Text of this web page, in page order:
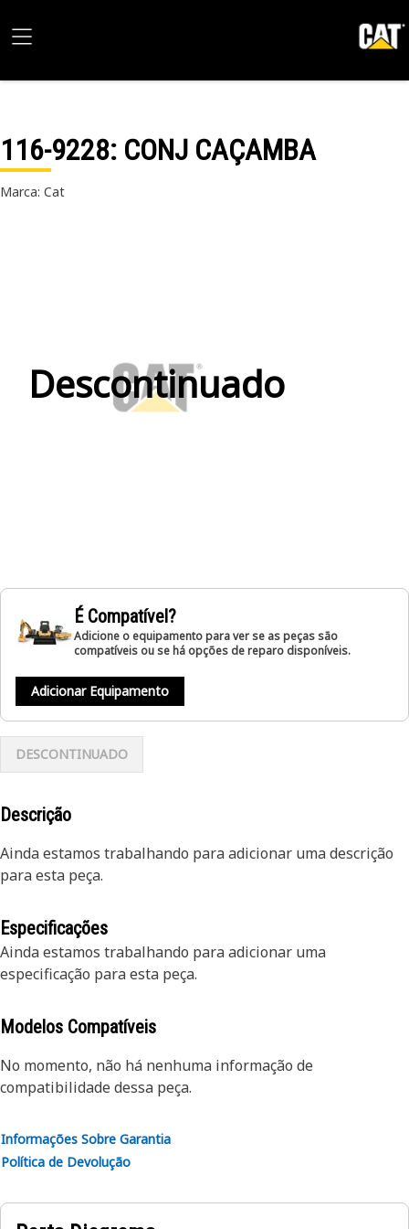
116-9228: CONJ CAÇAMBA
Marca: Cat
Descontinuado
É Compatível?
Adicione o equipamento para ver se as peças são
compatíveis ou se há opções de reparo disponíveis.
Adicionar Equipamento
DESCONTINUADO
Descrição
Ainda estamos trabalhando para adicionar uma descrição
para esta peça.
Especificações
Ainda estamos trabalhando para adicionar uma
especificação para esta peça.
Modelos Compatíveis
No momento, não há nenhuma informação de
compatibilidade dessa peça.
Informações Sobre Garantia
Política de Devolução